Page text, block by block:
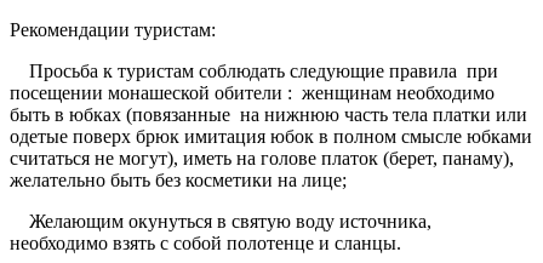
Рекомендации туристам:
Просьба к туристам соблюдать следующие правила при
посещении монашеской обители : женщинам необходимо
быть в юбках (повязанные на нижнюю часть тела платки или
одетые поверх брюк имитация юбок в полном смысле юбками
считаться не могут), иметь на голове платок (берет, панаму),
желательно быть без косметики на лице;
Желающим окунуться в святую воду источника,
необходимо взять с собой полотенце и сланцы.